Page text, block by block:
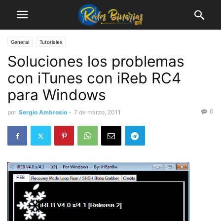
General Tutoriales
Soluciones los problemas
con iTunes con iReb RC4
para Windows
por Sergio Ambrosio - 7 de marzo, 2011 0